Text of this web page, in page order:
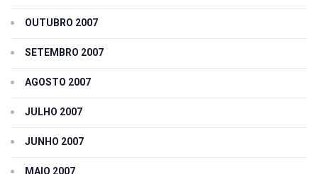
OUTUBRO 2007
SETEMBRO 2007
AGOSTO 2007
JULHO 2007
JUNHO 2007
MAIO 2007